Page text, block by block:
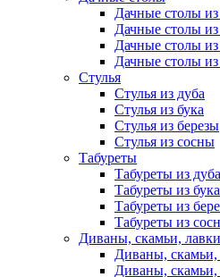
Дачные столы из
Дачные столы из
Дачные столы
Дачные столы
Стулья
Стулья из дуба
Стулья из бука
Стулья из березы
Стулья из сосны
Табуреты
Табуреты из дуба
Табуреты из бука
Табуреты из
Табуреты из
Диваны, скамьи, лавки
Диваны, скамьи,
Диваны, скамьи,